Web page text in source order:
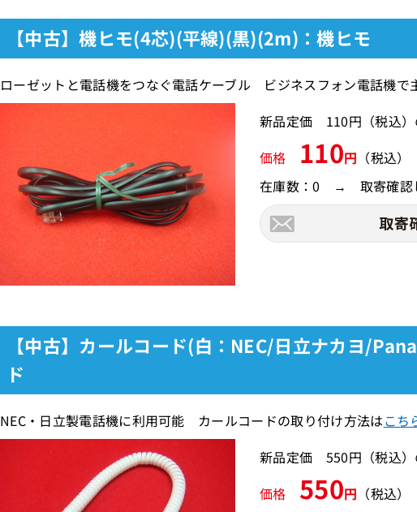
【中古】機ヒモ(4芯)(平線)(黒)(2m)：機ヒモ
ローゼットと電話機をつなぐ電話ケーブル ビジネスフォン電話機で
新品定価 110円（税込）
価格 110円 （税込）
在庫数：0 → 取寄確認
【中古】カールコード(白：NEC/日立ナカヨ/
ド
NEC・日立製電話機に利用可能 カールコードの取り付け方法はこち
新品定価 550円（税込）
価格 550円 （税込）